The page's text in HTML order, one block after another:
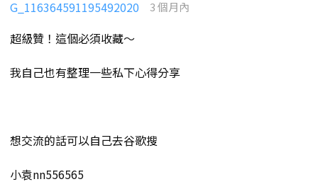
G_116364591195492020 3 個月內
超級贊！這個必須收藏～
我自己也有整理一些私下心得分享
想交流的話可以自己去谷歌搜
小袁nn556565